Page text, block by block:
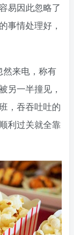
易因此忽略了
事情处理好，
来电，称有
另一半撞见，
，吞吞吐吐的
利过关就全靠